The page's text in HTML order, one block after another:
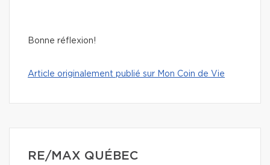
Bonne réflexion!
Article originalement publié sur Mon Coin de Vie
RE/MAX QUÉBEC